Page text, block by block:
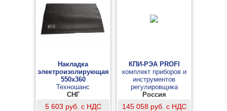
Накладка
электроизолирующая
550х360
Техношанс
СНГ
5 603 руб. с НДС
КПИ-РЭА PROFI
комплект приборов и
инструментов
регулировщика
электронной
аппаратуры
Россия
145 058 руб. с НДС